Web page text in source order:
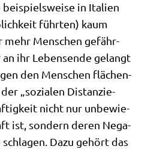
in Ita­li­en
führ­ten) kaum
mehr Men­schen gefähr­
ihr Lebens­en­de gelangt
den Men­schen flä­chen­
„sozia­len Distan­zie­
nicht nur unbe­wie­
ist, son­dern deren Nega­
Dazu gehört das